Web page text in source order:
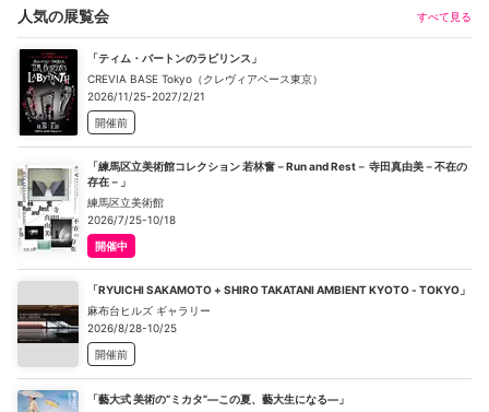
人気の展覧会 すべて見る
「ティム・バートンのラビリンス」
CREVIA BASE Tokyo（クレヴィアベース東京）
2026/11/25-2027/2/21
開催前
「練馬区立美術館コレクション 若林奮－Run and Rest－ 寺田真由美－不在の
存在－」
練馬区立美術館
2026/7/25-10/18
開催中
「RYUICHI SAKAMOTO + SHIRO TAKATANI AMBIENT KYOTO - TOKYO」
麻布台ヒルズ ギャラリー
2026/8/28-10/25
開催前
「藝大式 美術の“ミカタ”―この夏、藝大生になる―」